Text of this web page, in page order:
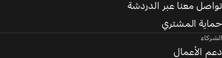
تواصل معنا عبر الدردشة
حماية المشتري
الشركاء
دعم الأعمال